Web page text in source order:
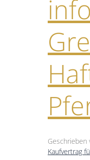
Geschrieben
Kaufvertrag